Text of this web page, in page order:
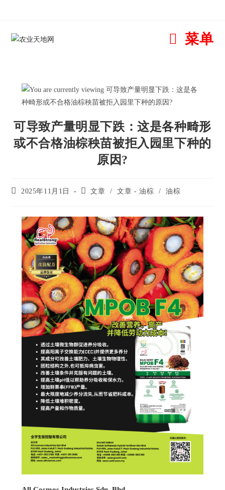
菜单
可导致产量明显下跌：这是各种畸形
或不合格油棕秧苗被拒入园里下种的
原因?
2025年11月1日 文章 / 文章 - 油棕 / 油棕